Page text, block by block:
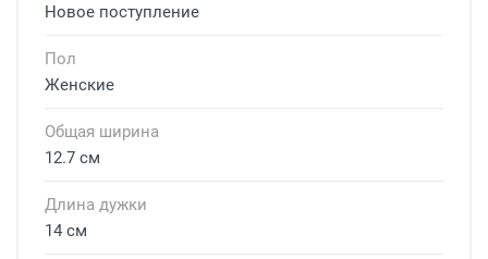
Новое поступление
Пол
Женские
Общая ширина
12.7 см
Длина дужки
14 см